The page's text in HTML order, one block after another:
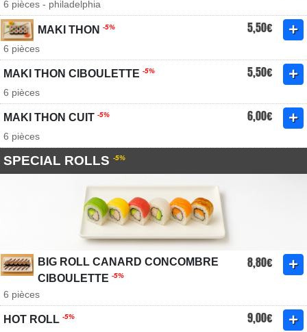
6 pièces - philadelphia
MAKI THON -5% 5,50€
6 pièces
MAKI THON CIBOULETTE -5% 5,50€
6 pièces
MAKI THON CUIT -5% 6,00€
6 pièces
SPECIAL ROLLS -5%
BIG ROLL CANARD CONCOMBRE
CIBOULETTE -5%
8,80€
6 pièces
HOT ROLL -5% 9,00€